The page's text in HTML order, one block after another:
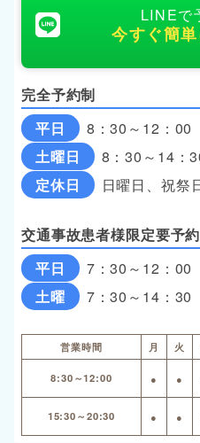
LINEで
今すぐ簡
完全予約制
平日
8：30～12：
土曜日
8：30～14：
定休日
日曜日、祝祭
交通事故患者様限定要予約
平日
7：30～12：
土曜
7：30～14：30
営業時間 月 火
8:30～12:00 ● ●
15:30～20:30 ● ●